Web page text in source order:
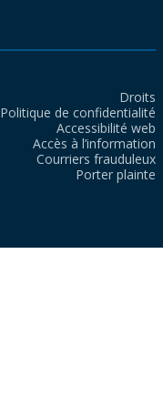
Droits
Politique de confidentialité
Accessibilité web
Accès à l’information
Courriers frauduleux
Porter plainte